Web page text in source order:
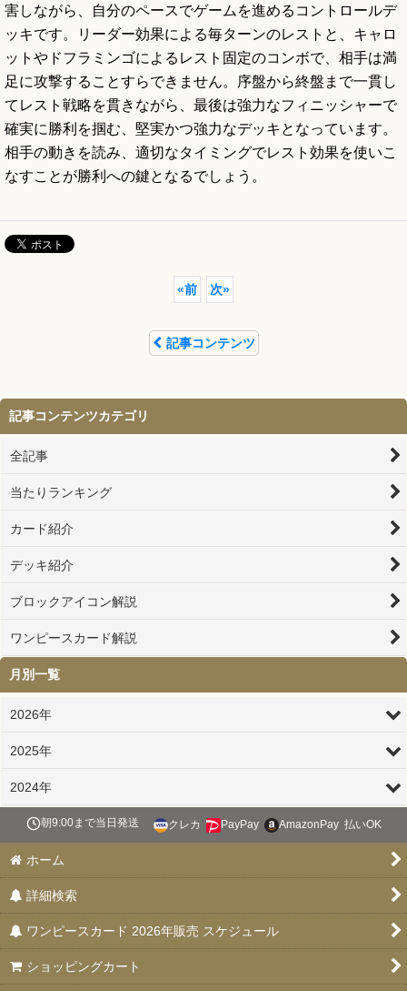
害しながら、自分のペースでゲームを進めるコントロールデ
ッキです。リーダー効果による毎ターンのレストと、キャロ
ットやドフラミンゴによるレスト固定のコンボで、相手は満
足に攻撃することすらできません。序盤から終盤まで一貫し
てレスト戦略を貫きながら、最後は強力なフィニッシャーで
確実に勝利を掴む、堅実かつ強力なデッキとなっています。
相手の動きを読み、適切なタイミングでレスト効果を使いこ
なすことが勝利への鍵となるでしょう。
«前 次»
記事コンテンツ
記事コンテンツカテゴリ
全記事
当たりランキング
カード紹介
デッキ紹介
ブロックアイコン解説
ワンピースカード解説
月別一覧
2026年
2025年
2024年
朝9:00まで当日発送 クレカ PayPay AmazonPay 払いOK
ホーム
詳細検索
ワンピースカード 2026年販売 スケジュール
ショッピングカート